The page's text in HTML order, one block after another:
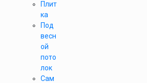
Плит
ка
Под
весн
ой
пото
лок
Сам